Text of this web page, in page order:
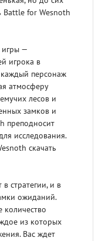
Battle for Wesnoth
—
игрока в
персонаж
атмосферу
лесов и
замков и
преподносит
исследования.
скачать
стратегии, и в
ожиданий.
количество
из которых
Вас ждет